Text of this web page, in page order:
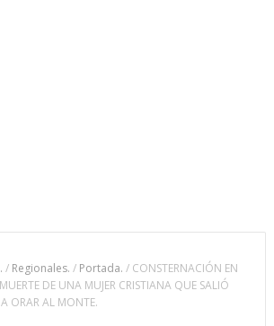
/ Regionales. / Portada. / CONSTERNACIÓN EN
DE UNA MUJER CRISTIANA QUE SALIÓ
ORAR AL MONTE.